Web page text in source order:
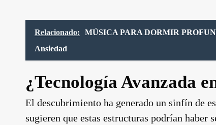
Relacionado:
MÚSICA PARA DORMIR
Ansiedad
¿Tecnología Avanzada
El descubrimiento ha generado un sinfín de
sugieren que estas estructuras podrían